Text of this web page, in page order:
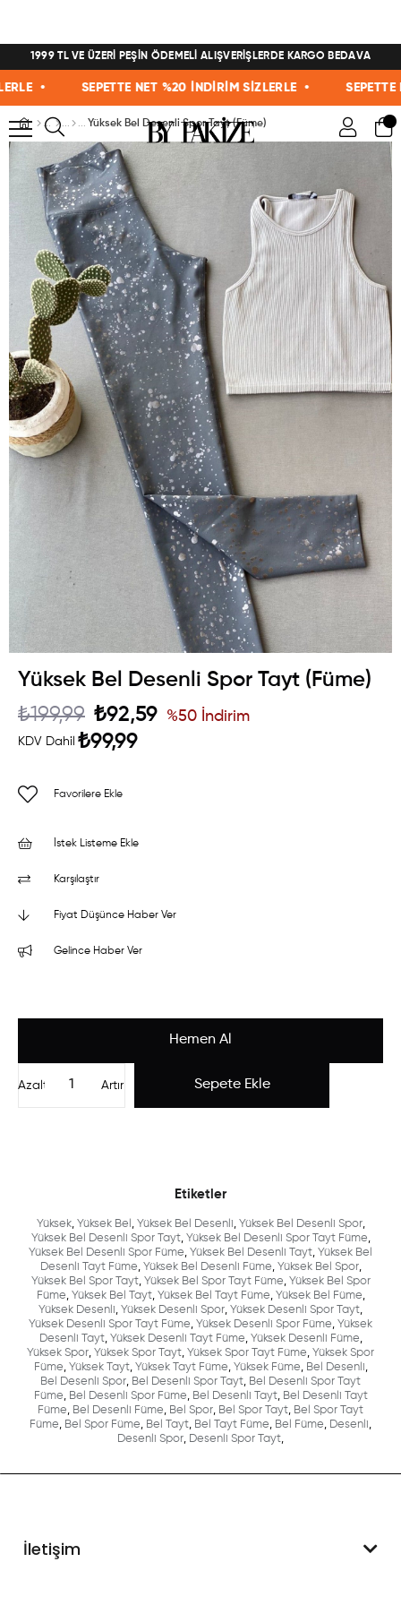
1999 TL VE ÜZERİ PEŞİN ÖDEMELİ ALIŞVERİŞLERDE KARGO BEDAVA
• SEPETTE NET %20 İNDİRİM SİZLERLE • SEPETTE
Yüksek Bel Desenli Spor Tayt (Füme)
Yüksek Bel Desenli Spor Tayt (Füme)
₺199,99 ₺92,59
KDV Dahil ₺99,99
%50 İndirim
Favorilere Ekle
İstek Listeme Ekle
Karşılaştır
Fiyat Düşünce Haber Ver
Gelince Haber Ver
Artır
Azalt
Etiketler
Yüksek, Yüksek Bel , Yüksek Bel Desenli, Yüksek Bel Desenli Spor,
Yüksek Bel Desenli Spor Tayt, Yüksek Bel Desenli Spor Tayt Füme,
Yüksek Bel Desenli Spor Füme, Yüksek Bel Desenli Tayt, Yüksek Bel
Desenli Tayt Füme, Yüksek Bel Desenli Füme, Yüksek Bel Spor,
Yüksek Bel Spor Tayt, Yüksek Bel Spor Tayt Füme, Yüksek Bel Spor
Füme, Yüksek Bel Tayt, Yüksek Bel Tayt Füme, Yüksek Bel Füme,
Yüksek Desenli, Yüksek Desenli Spor, Yüksek Desenli Spor Tayt,
Yüksek Desenli Spor Tayt Füme, Yüksek Desenli Spor Füme, Yüksek
Desenli Tayt, Yüksek Desenli Tayt Füme, Yüksek Desenli Füme,
Yüksek Spor, Yüksek Spor Tayt, Yüksek Spor Tayt Füme, Yüksek Spor
Füme, Yüksek Tayt, Yüksek Tayt Füme, Yüksek Füme, Bel Desenli,
Bel Desenli Spor, Bel Desenli Spor Tayt, Bel Desenli Spor Tayt
Füme, Bel Desenli Spor Füme, Bel Desenli Tayt, Bel Desenli Tayt
Füme, Bel Desenli Füme, Bel Spor, Bel Spor Tayt, Bel Spor Tayt
Füme, Bel Spor Füme, Bel Tayt, Bel Tayt Füme, Bel Füme, Desenli,
Desenli Spor, Desenli Spor Tayt,
İletişim